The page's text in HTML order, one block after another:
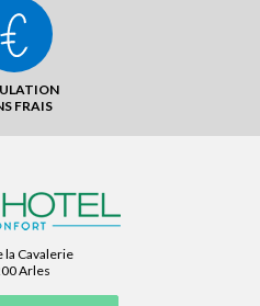
FRAIS
la Cavalerie
Arles